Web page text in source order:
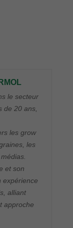
le secteur
de 20 ans,
les grow
les
et son
expérience
alliant
approche